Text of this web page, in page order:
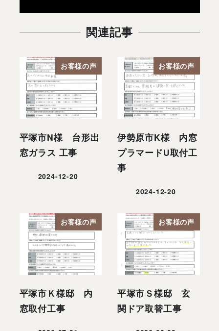
関連記事
お客様の声
平塚市N様 台形出
窓ガラス 工事
投稿日
2024-12-20
お客様の声
伊勢原市K様 内窓
プラマードU取付工
事
投稿日
2024-12-20
お客様の声
平塚市Ｋ様邸 内
窓取付工事
お客様の声
平塚市Ｓ様邸 玄
関ドア取替工事